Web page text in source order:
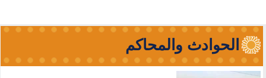
الحوادث والمحاكم